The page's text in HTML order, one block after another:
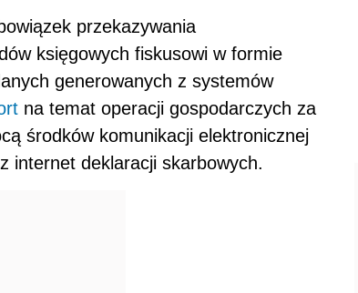
przekazywania
księgowych fiskusowi w formie
generowanych z systemów
na temat operacji gospodarczych za
środków komunikacji elektronicznej
internet deklaracji skarbowych.